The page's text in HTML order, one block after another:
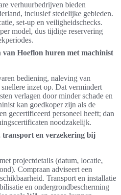
verhuurbedrijven bieden
inclusief stedelijke gebieden.
set-up en veiligheidschecks.
model, dus tijdige reservering
van Hoeflon huren met machinist
bediening, naleving van
inzet op. Dat vermindert
verlagen door minder schade en
kan goedkoper zijn als de
gecertificeerd personeel heeft; dan
noodzakelijk.
transport en verzekering bij
projectdetails (datum, locatie,
Compraan adviseert een
Transport en installatie
en ondergrondbescherming